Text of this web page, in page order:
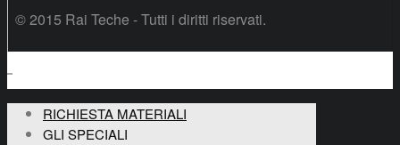
© 2015 Rai Teche - Tutti i diritti riservati.
RICHIESTA MATERIALI
GLI SPECIALI